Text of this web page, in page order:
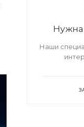
Нужна
Наши